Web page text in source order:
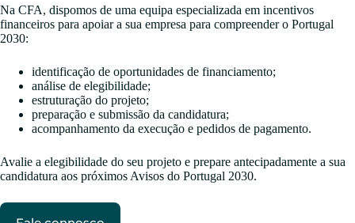
Na CFA, dispomos de uma equipa especializada em incentivos
financeiros para apoiar a sua empresa para compreender o Portugal
2030:
identificação de oportunidades de financiamento;
análise de elegibilidade;
estruturação do projeto;
preparação e submissão da candidatura;
acompanhamento da execução e pedidos de pagamento.
Avalie a elegibilidade do seu projeto e prepare antecipadamente a sua
candidatura aos próximos Avisos do Portugal 2030.